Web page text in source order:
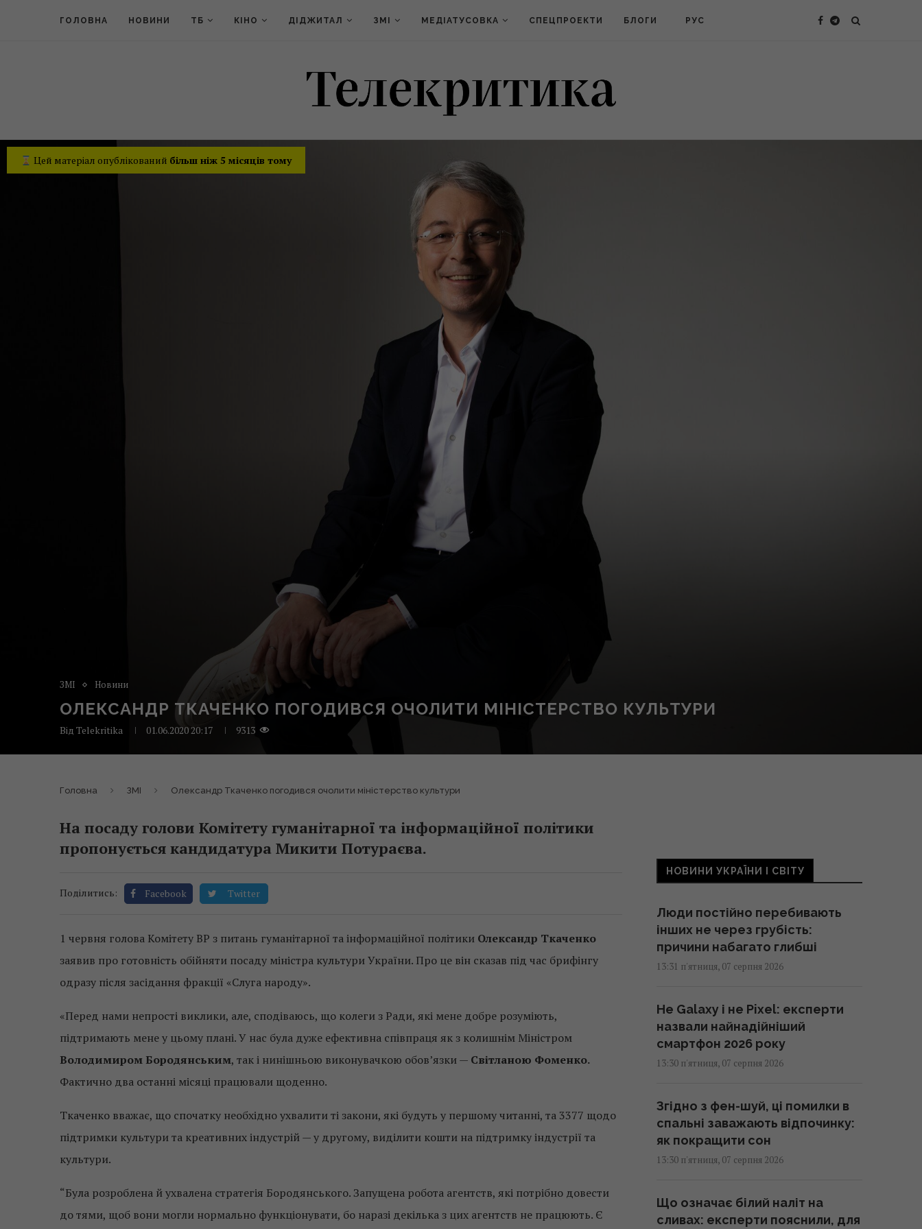
ГОЛОВНА НОВИНИ ТБ КІНО ДІДЖИТАЛ ЗМІ МЕДІАТУСОВКА СПЕЦПРОЕКТИ БЛОГИ РУС
Цей матеріал опублікований більш ніж 5 місяців тому
ЗМІ Новини
ОЛЕКСАНДР ТКАЧЕНКО ПОГОДИВСЯ ОЧОЛИТИ МІНІСТЕРСТВО КУЛЬТУРИ
Від Telekritika 01.06.2020 20:17 9313
Головна ЗМІ Олександр Ткаченко погодився очолити міністерство культури
На посаду голови Комітету гуманітарної та інформаційної політики
пропонується кандидатура Микити Потураєва.
Поділитись: Facebook Twitter
1 червня голова Комітету ВР з питань гуманітарної та інформаційної політики Олександр Ткаченко
заявив про готовність обійняти посаду міністра культури України. Про це він сказав під час брифінгу
одразу після засідання фракції «Слуга народу».
«Перед нами непрості виклики, але, сподіваюсь, що колеги з Ради, які мене добре розуміють,
підтримають мене у цьому плані. У нас була дуже ефективна співпраця як з колишнім Міністром
Володимиром Бородянським, так і нинішньою виконувачкою обов’язки — Світланою Фоменко.
Фактично два останні місяці працювали щоденно.
Ткаченко вважає, що спочатку необхідно ухвалити ті закони, які будуть у першому читанні, та 3377 щодо
підтримки культури та креативних індустрій — у другому, виділити кошти на підтримку індустрії та
культури.
“Була розроблена й ухвалена стратегія Бородянського. Запущена робота агентств, які потрібно довести
до тями, щоб вони могли нормально функціонувати, бо наразі декілька з цих агентств не працюють. Є
НОВИНИ УКРАЇНИ І СВІТУ
Люди постійно перебивають
інших не через грубість:
причини набагато глибші
13:31 п'ятниця, 07 серпня 2026
Не Galaxy і не Pixel: експерти
назвали найнадійніший
смартфон 2026 року
13:30 п'ятниця, 07 серпня 2026
Згідно з фен-шуй, ці помилки в
спальні заважають відпочинку:
як покращити сон
13:30 п'ятниця, 07 серпня 2026
Що означає білий наліт на
сливах: експерти пояснили, для